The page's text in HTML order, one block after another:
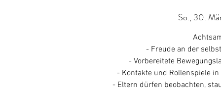
So., 30.
- Freude an der
- Vorbereitete
- Kontakte und Rollenspiele
- Eltern dürfen beobachten,